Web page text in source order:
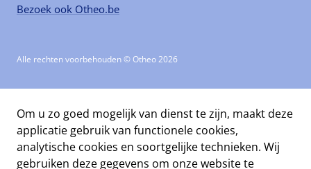
Bezoek ook Otheo.be
Alle rechten voorbehouden © Otheo 2026
Om u zo goed mogelijk van dienst te zijn, maakt deze
applicatie gebruik van functionele cookies,
analytische cookies en soortgelijke technieken. Wij
gebruiken deze gegevens om onze website te